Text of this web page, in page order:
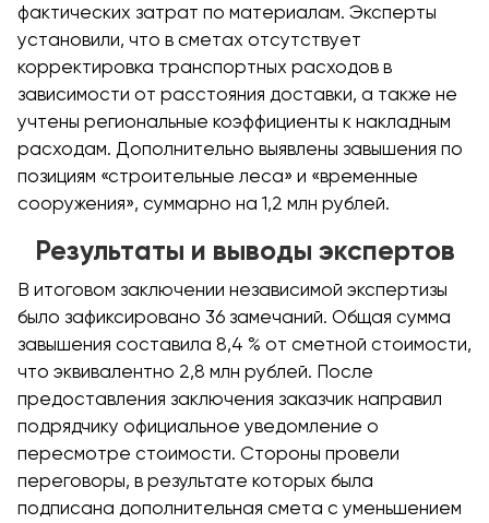
фактических затрат по материалам. Эксперты
установили, что в сметах отсутствует
корректировка транспортных расходов в
зависимости от расстояния доставки, а также не
учтены региональные коэффициенты к накладным
расходам. Дополнительно выявлены завышения по
позициям «строительные леса» и «временные
сооружения», суммарно на 1,2 млн рублей.
Результаты и выводы экспертов
В итоговом заключении независимой экспертизы
было зафиксировано 36 замечаний. Общая сумма
завышения составила 8,4 % от сметной стоимости,
что эквивалентно 2,8 млн рублей. После
предоставления заключения заказчик направил
подрядчику официальное уведомление о
пересмотре стоимости. Стороны провели
переговоры, в результате которых была
подписана дополнительная смета с уменьшением